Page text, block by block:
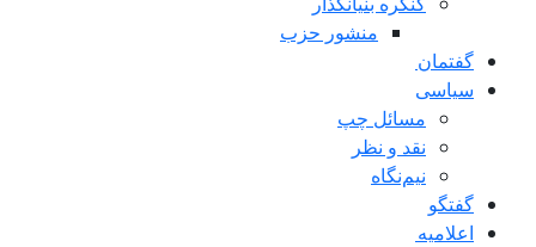
منشور حزب
گفتمان
سياسی
مسائل چپ
نقد و نظر
نیم‌نگاه
گفتگو
اعلاميه